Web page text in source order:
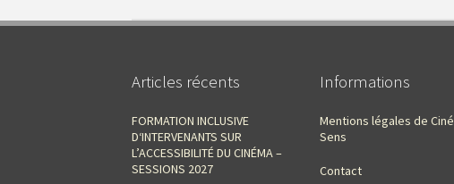
Articles récents
FORMATION INCLUSIVE
D‘INTERVENANTS SUR
L’ACCESSIBILITÉ DU CINÉMA –
SESSIONS 2027
Informations
Mentions légales de Ciné
Sens
Contact